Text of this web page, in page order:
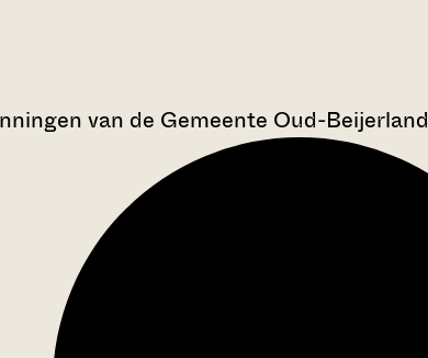
van de Gemeente Oud-Beijerland